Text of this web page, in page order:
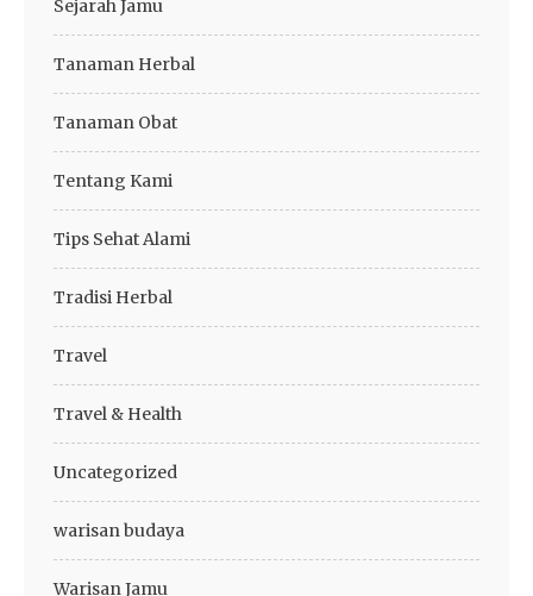
Sejarah Jamu
Tanaman Herbal
Tanaman Obat
Tentang Kami
Tips Sehat Alami
Tradisi Herbal
Travel
Travel & Health
Uncategorized
warisan budaya
Warisan Jamu